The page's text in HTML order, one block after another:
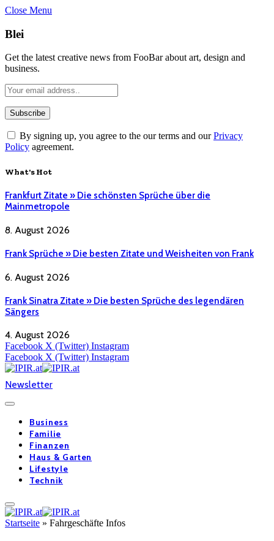
Close Menu
Blei
Get the latest creative news from FooBar about art, design and
business.
By signing up, you agree to the our terms and ourPrivacy
Policy agreement.
What's Hot
Frankfurt Zitate » Die schönsten Sprüche über die
Mainmetropole
8. August 2026
Frank Sprüche » Die besten Zitate und Weisheiten von Frank
6. August 2026
Frank Sinatra Zitate » Die besten Sprüche des legendären
Sängers
4. August 2026
Facebook X (Twitter) Instagram
Facebook X (Twitter) Instagram
Newsletter
Business
Familie
Finanzen
Haus & Garten
Lifestyle
Technik
Startseite » Fahrgeschäfte Infos